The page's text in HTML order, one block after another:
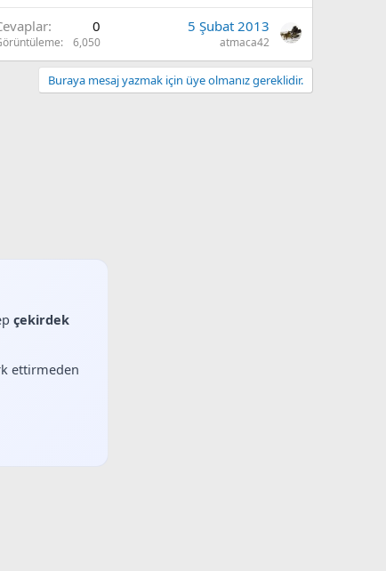
0
6,050
5 Şubat 2013
atmaca42
Buraya mesaj yazmak için üye olmanız gereklidir.
çekirdek
ettirmeden